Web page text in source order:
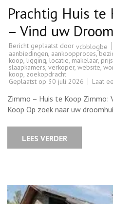
Prachtig Huis te
– Vind uw
Bericht geplaatst door vcbblogbe
aanbiedingen, aankoopproces,
koop, ligging, locatie, makelaar,
slaapkamers, verkoper, website,
koop, zoekopdracht
Geplaatst op 30 juli 2026 Laat
Zimmo – Huis te Koop Zimmo:
Koop Op zoek naar uw
LEES VERDER